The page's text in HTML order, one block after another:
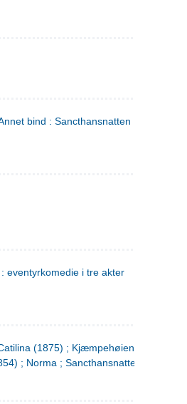
bind : Sancthansnatten ; Fru Inger
eventyrkomedie i tre akter
(1875) ; Kjæmpehøien (1850) ;
; Norma ; Sancthansnatten